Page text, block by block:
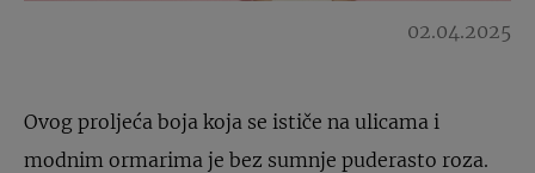
02.04.2025
Ovog proljeća boja koja se ističe na ulicama i
modnim ormarima je bez sumnje puderasto roza.